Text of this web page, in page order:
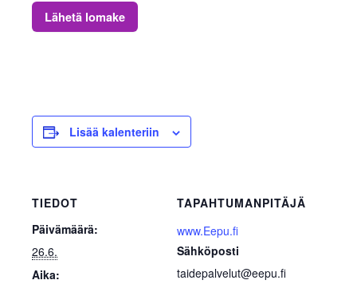
Lähetä lomake
Lisää kalenteriin
TIEDOT
Päivämäärä:
26.6.
Aika:
TAPAHTUMANPITÄJÄ
www.Eepu.fi
Sähköposti
taidepalvelut@eepu.fi